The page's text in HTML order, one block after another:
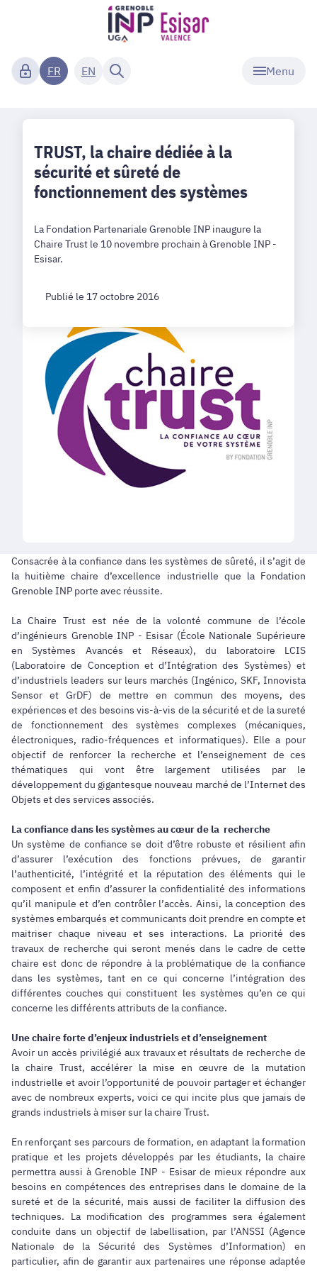
Menu
FR EN
TRUST, la chaire dédiée à la
sécurité et sûreté de
fonctionnement des systèmes
La Fondation Partenariale Grenoble INP inaugure la
Chaire Trust le 10 novembre prochain à Grenoble INP -
Esisar.
Publié le 17 octobre 2016
Consacrée à la confiance dans les systèmes de sûreté, il s’agit de
la huitième chaire d’excellence industrielle que la Fondation
Grenoble INP porte avec réussite.
La Chaire Trust est née de la volonté commune de l’école
d’ingénieurs Grenoble INP - Esisar (École Nationale Supérieure
en Systèmes Avancés et Réseaux), du laboratoire LCIS
(Laboratoire de Conception et d’Intégration des Systèmes) et
d’industriels leaders sur leurs marchés (Ingénico, SKF, Innovista
Sensor et GrDF) de mettre en commun des moyens, des
expériences et des besoins vis-à-vis de la sécurité et de la sureté
de fonctionnement des systèmes complexes (mécaniques,
électroniques, radio-fréquences et informatiques). Elle a pour
objectif de renforcer la recherche et l’enseignement de ces
thématiques qui vont être largement utilisées par le
développement du gigantesque nouveau marché de l’Internet des
Objets et des services associés.
La confiance dans les systèmes au cœur de la recherche
Un système de confiance se doit d’être robuste et résilient afin
d’assurer l’exécution des fonctions prévues, de garantir
l’authenticité, l’intégrité et la réputation des éléments qui le
composent et enfin d’assurer la confidentialité des informations
qu’il manipule et d’en contrôler l’accès. Ainsi, la conception des
systèmes embarqués et communicants doit prendre en compte et
maitriser chaque niveau et ses interactions. La priorité des
travaux de recherche qui seront menés dans le cadre de cette
chaire est donc de répondre à la problématique de la confiance
dans les systèmes, tant en ce qui concerne l’intégration des
différentes couches qui constituent les systèmes qu’en ce qui
concerne les différents attributs de la confiance.
Une chaire forte d’enjeux industriels et d’enseignement
Avoir un accès privilégié aux travaux et résultats de recherche de
la chaire Trust, accélérer la mise en œuvre de la mutation
industrielle et avoir l’opportunité de pouvoir partager et échanger
avec de nombreux experts, voici ce qui incite plus que jamais de
grands industriels à miser sur la chaire Trust.
En renforçant ses parcours de formation, en adaptant la formation
pratique et les projets développés par les étudiants, la chaire
permettra aussi à Grenoble INP - Esisar de mieux répondre aux
besoins en compétences des entreprises dans le domaine de la
sureté et de la sécurité, mais aussi de faciliter la diffusion des
techniques. La modification des programmes sera également
conduite dans un objectif de labellisation, par l’ANSSI (Agence
Nationale de la Sécurité des Systèmes d’Information) en
particulier, afin de garantir aux partenaires une réponse adaptée